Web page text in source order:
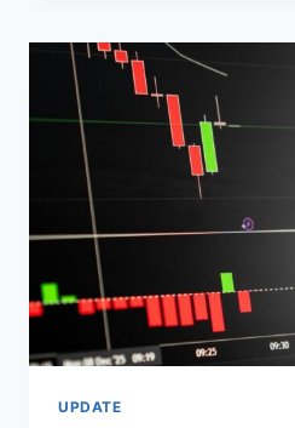
MASIH
DIDOMINASI
CARA
KONVENSIONAL
UPDATE